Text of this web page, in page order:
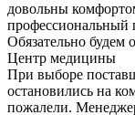
довольны
профессиональный
Обязательно будем
Центр медицины
При выборе
остановились на
пожалели.